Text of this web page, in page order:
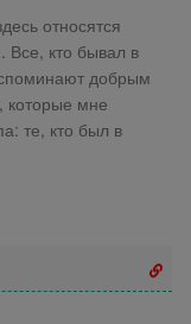
относятся
Все, кто бывал в
добрым
которые мне
те, кто был в